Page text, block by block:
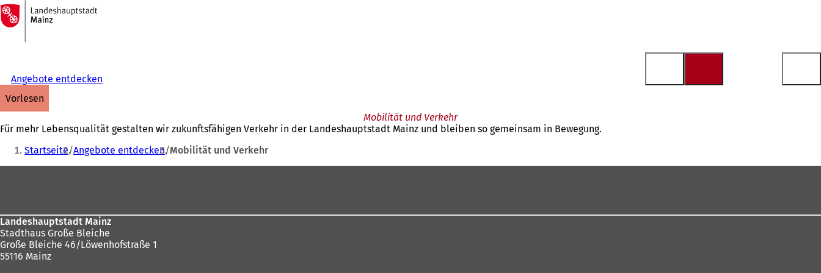
Inhalt anspringen
Zur
Startseite
Angebote entdecken
vorlesen
Mobilität und Verkehr
Für mehr Lebensqualität gestalten wir zukunftsfähigen Verkehr in der Landeshauptstadt Mainz und bleiben so gemeinsam in Bewegung.
Sie
befinden
Startseite Angebote entdecken Mobilität und Verkehr
Landeshauptstadt Mainz
Stadthaus Große Bleiche
Große Bleiche 46/Löwenhofstraße 1
55116 Mainz